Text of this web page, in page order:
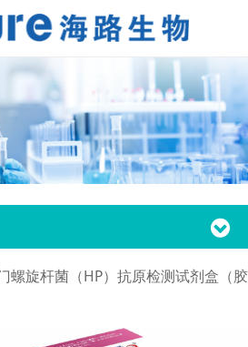
菌（HP）抗
盒（胶体金
螺旋杆菌（HP）抗原检测试剂盒（胶